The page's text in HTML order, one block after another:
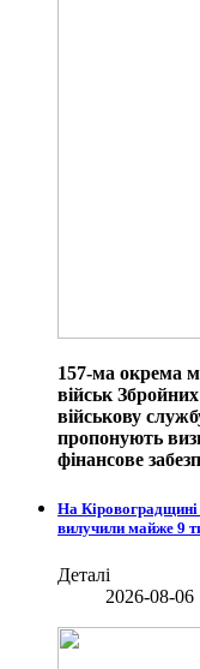
157-ма окрема
військ
військову
пропонують
фінансове
На Кіровоградщині
вилучили майже 9
Деталі
2026-08-06